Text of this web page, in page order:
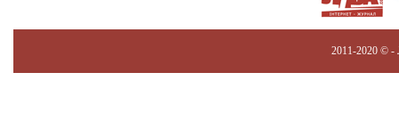
2011-2020 © -